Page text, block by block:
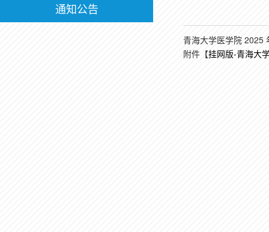
通知公告
青海大学医学院 2025
附件【挂网版-青海大